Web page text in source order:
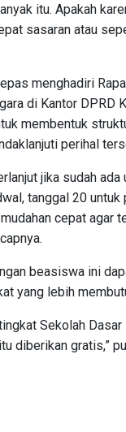
itu. Apakah
sasaran atau
menghadiri
di Kantor DPRD
membentuk
perihal
jika sudah
tanggal 20 untuk
cepat agar
beasiswa ini
yang lebih
Sekolah
diberikan gratis,”